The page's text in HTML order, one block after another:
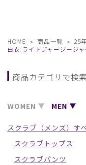
HOME 商品一覧 25
白衣:ライトジャージージャ
商品カテゴリで検索
WOMEN MEN
スクラブ（メンズ）す
スクラブトップス
スクラブパンツ